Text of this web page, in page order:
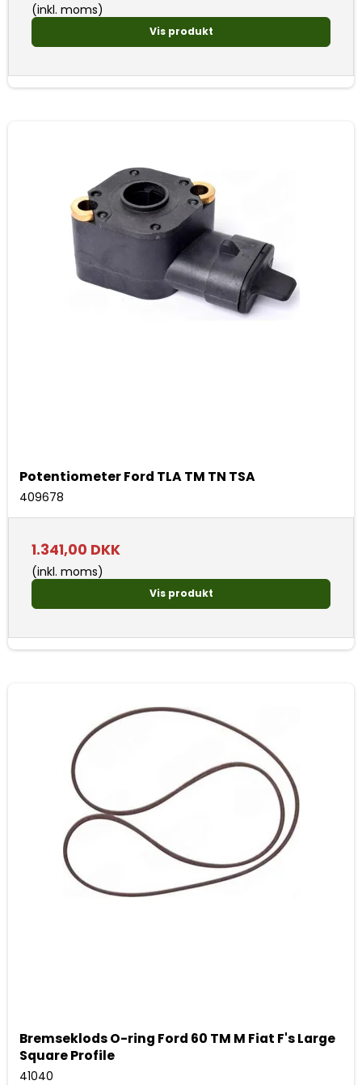
(inkl. moms)
Vis produkt
Potentiometer Ford TLA TM TN TSA
409678
1.341,00 DKK
(inkl. moms)
Vis produkt
Bremseklods O-ring Ford 60 TM M Fiat F's Large
Square Profile
41040